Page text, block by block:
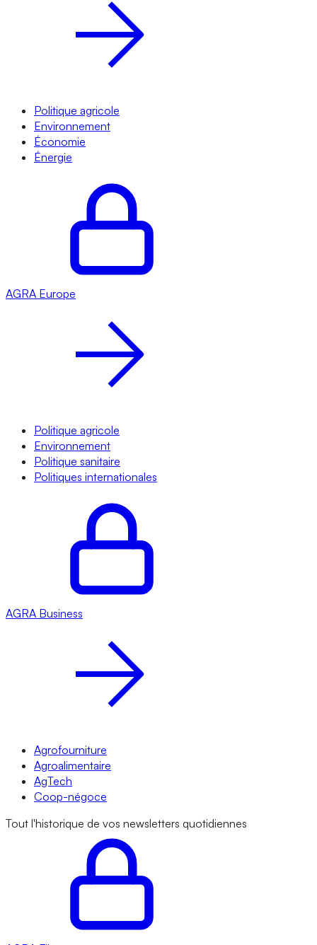
Politique agricole
Environnement
Économie
Énergie
AGRA Europe
Politique agricole
Environnement
Politique sanitaire
Politiques internationales
AGRA Business
Agrofourniture
Agroalimentaire
AgTech
Coop-négoce
Tout l'historique de vos newsletters quotidiennes